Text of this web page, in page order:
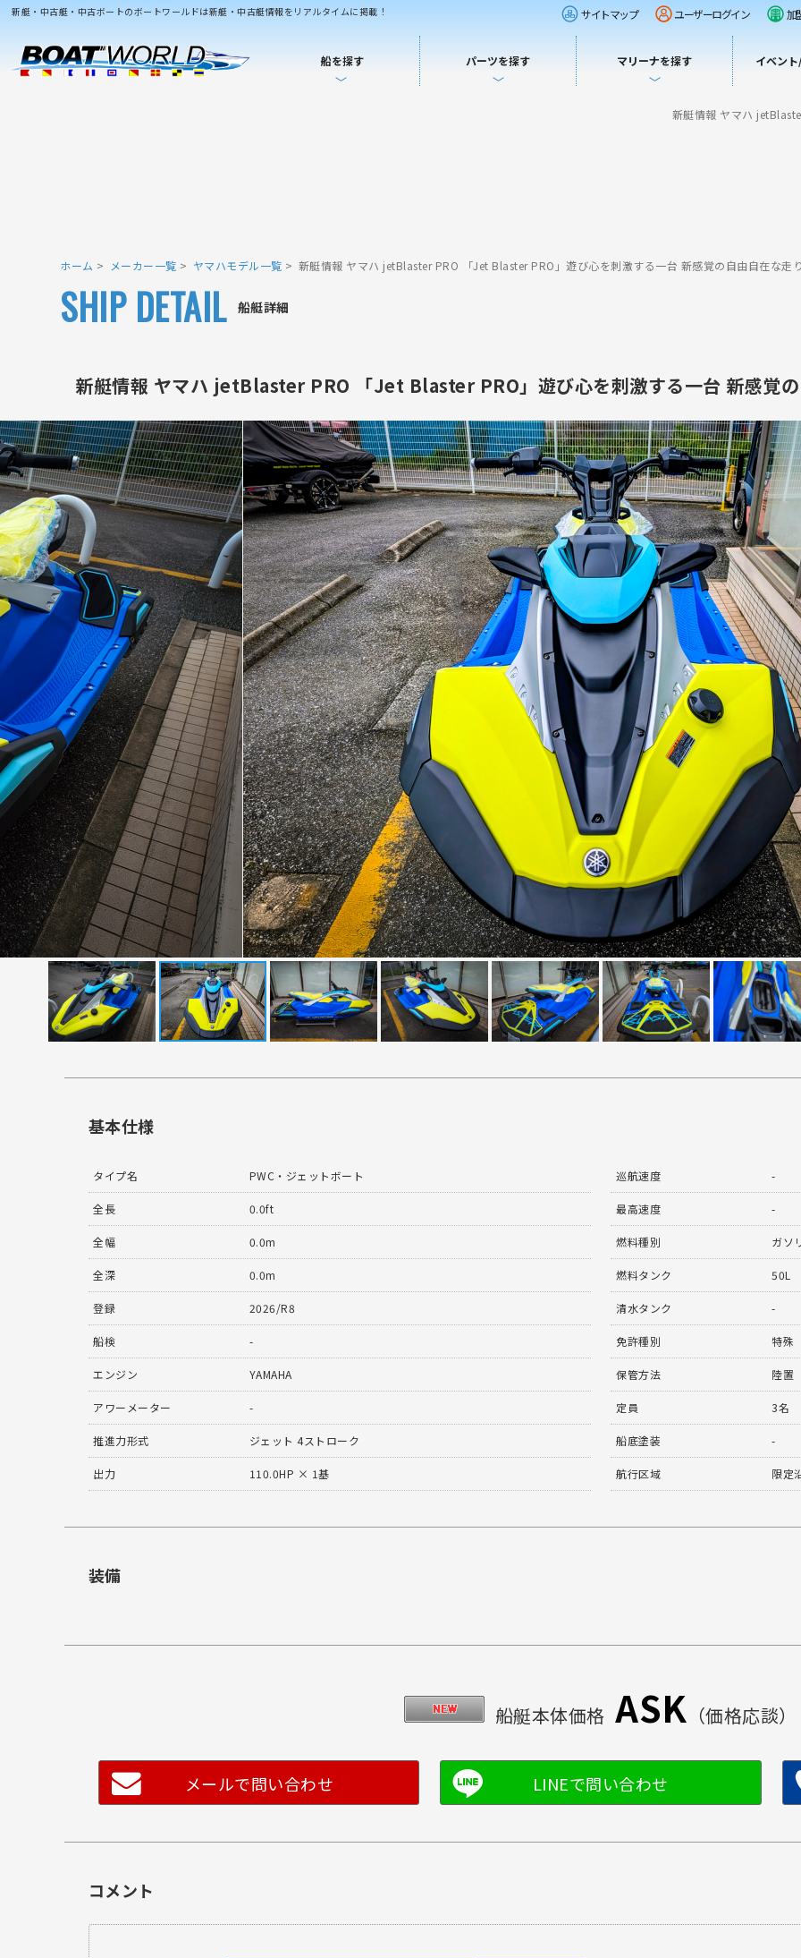
新艇・中古艇・中古ボートのボートワールドは新艇・中古艇情報をリアルタイムに掲載！ サイトマップ ユーザーログイン 加
船を探す パーツを探す マリーナを探す イベン
新艇情報 ヤマハ
ホーム メーカー一覧 ヤマハモデル一覧 新艇情報 ヤマハ jetBlaster PRO 「Jet Blaster PRO」遊び心を刺激する一台 新感覚の自由自在な走り
船艇詳細
SHIP DETAIL
新艇情報 ヤマハ jetBlaster PRO 「Jet Blaster PRO」遊び心を刺激する一台 新感覚の
基本仕様
タイプ名 PWC・ジェットボート
全長 0.0ft
全幅 0.0m
全深 0.0m
登録 2026/R8
船検 -
エンジン YAMAHA
アワーメーター -
推進力形式 ジェット 4ストローク
出力 110.0HP × 1基
巡航速度 -
最高速度 -
燃料種別 ガソ
燃料タンク 50L
清水タンク -
免許種別 特殊
保管方法 陸置
定員 3名
船底塗装 -
航行区域 限定
装備
船艇本体価格 ASK （価格応談）
メールで問い合わせ
コメント